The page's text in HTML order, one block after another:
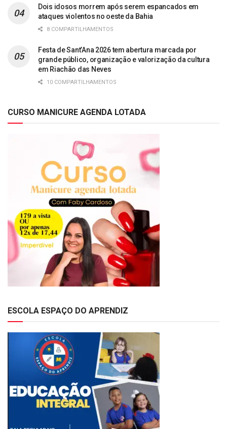
Dois idosos morrem após serem espancados em
ataques violentos no oeste da Bahia
8 COMPARTILHAMENTOS
Festa de Sant’Ana 2026 tem abertura marcada por
grande público, organização e valorização da cultura
em Riachão das Neves
10 COMPARTILHAMENTOS
CURSO MANICURE AGENDA LOTADA
ESCOLA ESPAÇO DO APRENDIZ